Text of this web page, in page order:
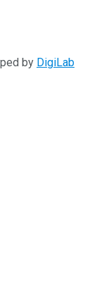
by DigiLab